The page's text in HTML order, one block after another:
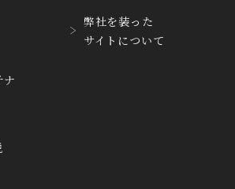
HARRY WINSTON
セン
ナ
弊社を装った
サイトについて